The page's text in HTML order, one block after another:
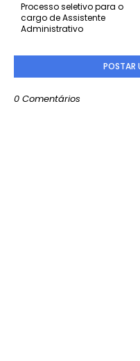
Processo seletivo para o
cargo de Assistente
Administrativo
POSTAR
0 Comentários